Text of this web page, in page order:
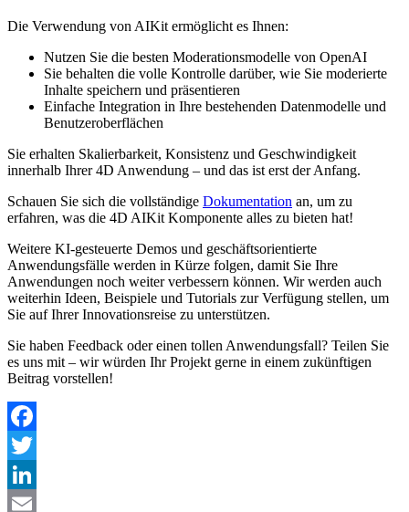
Die Verwendung von AIKit ermöglicht es Ihnen:
Nutzen Sie die besten Moderationsmodelle von OpenAI
Sie behalten die volle Kontrolle darüber, wie Sie moderierte
Inhalte speichern und präsentieren
Einfache Integration in Ihre bestehenden Datenmodelle und
Benutzeroberflächen
Sie erhalten Skalierbarkeit, Konsistenz und Geschwindigkeit
innerhalb Ihrer 4D Anwendung – und das ist erst der Anfang.
Schauen Sie sich die vollständige Dokumentation an, um zu
erfahren, was die 4D AIKit Komponente alles zu bieten hat!
Weitere KI-gesteuerte Demos und geschäftsorientierte
Anwendungsfälle werden in Kürze folgen, damit Sie Ihre
Anwendungen noch weiter verbessern können. Wir werden auch
weiterhin Ideen, Beispiele und Tutorials zur Verfügung stellen, um
Sie auf Ihrer Innovationsreise zu unterstützen.
Sie haben Feedback oder einen tollen Anwendungsfall? Teilen Sie
es uns mit – wir würden Ihr Projekt gerne in einem zukünftigen
Beitrag vorstellen!
Facebook
Twitter
LinkedIn